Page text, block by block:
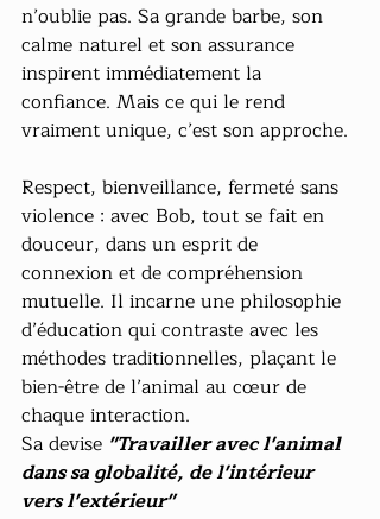
n’oublie pas. Sa grande barbe, son
calme naturel et son assurance
inspirent immédiatement la
confiance. Mais ce qui le rend
vraiment unique, c’est son approche.
Respect, bienveillance, fermeté sans
violence : avec Bob, tout se fait en
douceur, dans un esprit de
connexion et de compréhension
mutuelle. Il incarne une philosophie
d’éducation qui contraste avec les
méthodes traditionnelles, plaçant le
bien-être de l’animal au cœur de
chaque interaction.
Sa devise "Travailler avec l'animal
dans sa globalité, de l'intérieur
vers l'extérieur"